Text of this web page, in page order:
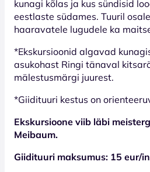
kunagi kõlas ja kus sündisid
eestlaste südames. Tuuril
haaravatele lugudele ka
*Ekskursioonid algavad
asukohast Ringi tänaval
mälestusmärgi juurest.
*Giidituuri kestus on
Ekskursioone viib läbi
Meibaum.
Giidituuri maksumus: 15 eur/in